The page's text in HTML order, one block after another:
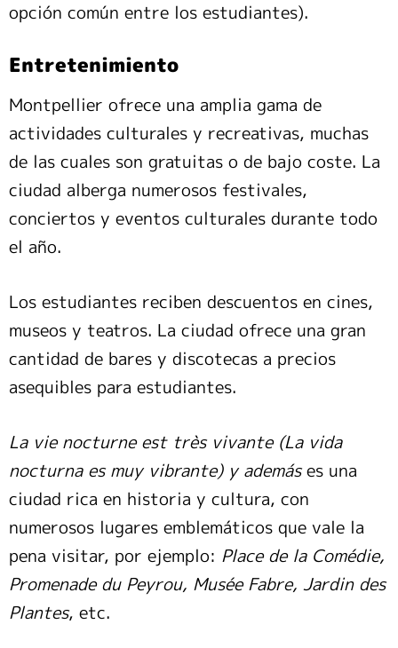
opción común entre los estudiantes).
Entretenimiento
Montpellier ofrece una amplia gama de
actividades culturales y recreativas, muchas
de las cuales son gratuitas o de bajo coste. La
ciudad alberga numerosos festivales,
conciertos y eventos culturales durante todo
el año.
Los estudiantes reciben descuentos en cines,
museos y teatros. La ciudad ofrece una gran
cantidad de bares y discotecas a precios
asequibles para estudiantes.
La vie nocturne est très vivante (La vida
nocturna es muy vibrante) y ademáses una
ciudad rica en historia y cultura, con
numerosos lugares emblemáticos que vale la
pena visitar, por ejemplo: Place de la Comédie,
Promenade du Peyrou, Musée Fabre, Jardin des
Plantes, etc.